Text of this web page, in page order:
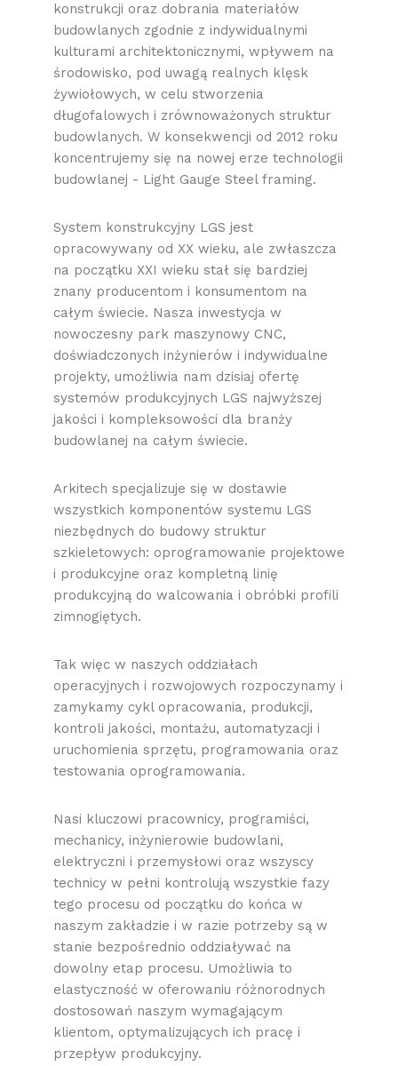
konstrukcji oraz dobrania materiałów
budowlanych zgodnie z indywidualnymi
kulturami architektonicznymi, wpływem na
środowisko, pod uwagą realnych klęsk
żywiołowych, w celu stworzenia
długofalowych i zrównoważonych struktur
budowlanych. W konsekwencji od 2012 roku
koncentrujemy się na nowej erze technologii
budowlanej - Light Gauge Steel framing.
System konstrukcyjny LGS jest
opracowywany od XX wieku, ale zwłaszcza
na początku XXI wieku stał się bardziej
znany producentom i konsumentom na
całym świecie. Nasza inwestycja w
nowoczesny park maszynowy CNC,
doświadczonych inżynierów i indywidualne
projekty, umożliwia nam dzisiaj ofertę
systemów produkcyjnych LGS najwyższej
jakości i kompleksowości dla branży
budowlanej na całym świecie.
Arkitech specjalizuje się w dostawie
wszystkich komponentów systemu LGS
niezbędnych do budowy struktur
szkieletowych: oprogramowanie projektowe
i produkcyjne oraz kompletną linię
produkcyjną do walcowania i obróbki profili
zimnogiętych.
Tak więc w naszych oddziałach
operacyjnych i rozwojowych rozpoczynamy i
zamykamy cykl opracowania, produkcji,
kontroli jakości, montażu, automatyzacji i
uruchomienia sprzętu, programowania oraz
testowania oprogramowania.
Nasi kluczowi pracownicy, programiści,
mechanicy, inżynierowie budowlani,
elektryczni i przemysłowi oraz wszyscy
technicy w pełni kontrolują wszystkie fazy
tego procesu od początku do końca w
naszym zakładzie i w razie potrzeby są w
stanie bezpośrednio oddziaływać na
dowolny etap procesu. Umożliwia to
elastyczność w oferowaniu różnorodnych
dostosowań naszym wymagającym
klientom, optymalizujących ich pracę i
przepływ produkcyjny.